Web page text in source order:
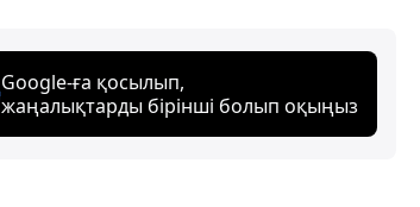
Google-ға қосылып,
жаңалықтарды бірінші болып оқыңыз